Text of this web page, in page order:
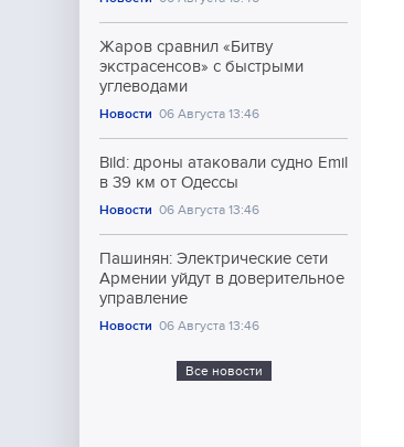
Жаров сравнил «Битву
экстрасенсов» с быстрыми
углеводами
Новости 06 Августа 13:46
Bild: дроны атаковали судно Emil
в 39 км от Одессы
Новости 06 Августа 13:46
Пашинян: Электрические сети
Армении уйдут в доверительное
управление
Новости 06 Августа 13:46
Все новости